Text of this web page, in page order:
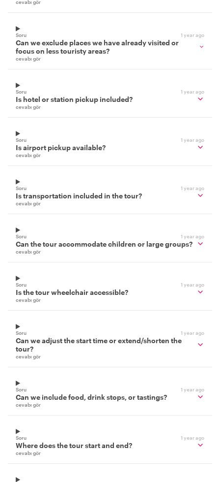
cevabı gör
Soru 1 year ago
Can we exclude places we have already visited or
focus on less touristy areas?
cevabı gör
Soru 1 year ago
Is hotel or station pickup included?
cevabı gör
Soru 1 year ago
Is airport pickup available?
cevabı gör
Soru 1 year ago
Is transportation included in the tour?
cevabı gör
Soru 1 year ago
Can the tour accommodate children or large groups?
cevabı gör
Soru 1 year ago
Is the tour wheelchair accessible?
cevabı gör
Soru 1 year ago
Can we adjust the start time or extend/shorten the
tour?
cevabı gör
Soru 1 year ago
Can we include food, drink stops, or tastings?
cevabı gör
Soru 1 year ago
Where does the tour start and end?
cevabı gör